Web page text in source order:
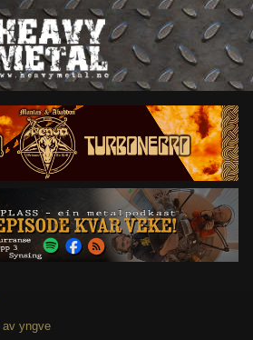
Nyheter
Omtaler
Intervjuer
Om oss
Abonner
av yngve